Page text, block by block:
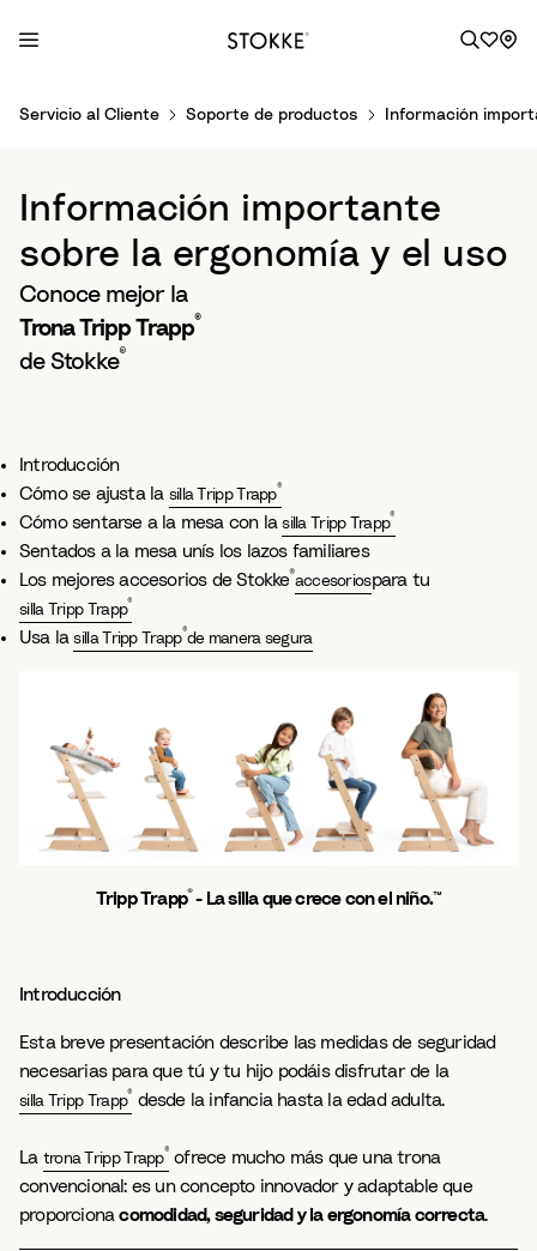
Servicio al Cliente Soporte de productos Información
Información importante
sobre la ergonomía y el uso
Conoce mejor la
Trona Tripp Trapp®
de Stokke®
Introducción
Cómo se ajusta la silla Tripp Trapp®
Cómo sentarse a la mesa con lasilla Tripp Trapp®
Sentados a la mesa unís los lazos familiares
Los mejores accesorios de Stokke®accesoriospara tu
silla Tripp Trapp®
Usa lasilla Tripp Trapp®de manera segura
Tripp Trapp® - La silla que crece con el niño.™
Introducción
Esta breve presentación describe las medidas de seguridad
necesarias para que tú y tu hijo podáis disfrutar de la
silla Tripp Trapp® desde la infancia hasta la edad adulta.
La trona Tripp Trapp® ofrece mucho más que una trona
convencional: es un concepto innovador y adaptable que
proporcionacomodidad, seguridad y la ergonomía correcta.